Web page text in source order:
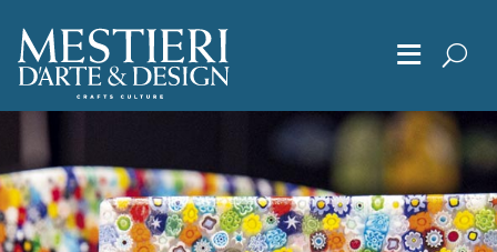
≡
Chi Siamo
Articoli